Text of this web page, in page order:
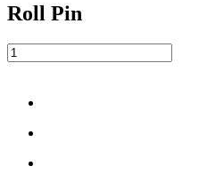
Roll Pin
Roll
Pin